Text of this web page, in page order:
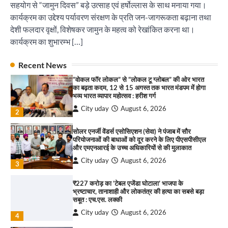
सहयोग से “जामुन दिवस” बड़े उत्साह एवं हर्षोल्लास के साथ मनाया गया।
कार्यक्रम का उद्देश्य पर्यावरण संरक्षण के प्रति जन-जागरूकता बढ़ाना तथा
देशी फलदार वृक्षों, विशेषकर जामुन के महत्व को रेखांकित करना था।
कार्यक्रम का शुभारम्भ […]
Recent News
4 City uday August 6, 2026
इंडियन नेशनल थियेटर द्वारा 9 अगस्त को होगा ‘वर्षा ऋतु
संगीत संध्या 2026’ का आयोजन
2
“वोकल फॉर लोकल” से “लोकल टू ग्लोबल” की ओर भारत
का बढ़ता कदम, 12 से 15 अगस्त तक भारत मंडपम में होगा
भव्य भारत व्यापार महोत्सव : हरीश गर्ग
City uday August 6, 2026
3
सोलर एनर्जी वेंडर्स एसोसिएशन (सेवा) ने पंजाब में सौर
परियोजनाओं की बाधाओं को दूर करने के लिए पीएसपीसीएल
और एमएनआरई के उच्च अधिकारियों से की मुलाकात
City uday August 6, 2026
4
₹227 करोड़ का ‘टेबल एजेंडा घोटाला’ भाजपा के
भ्रष्टाचार, तानाशाही और लोकतंत्र की हत्या का सबसे बड़ा
सबूत : एच.एस. लक्की
City uday August 6, 2026
2
पारस हेल्थ पंचकूला ने ‘तिरंगा यात्रा 2025’ का हरियाणा से
आयाम
City uday August 13, 2025
3
सरकारी आदर्श उच्च विद्यालय, सैक्टर 34-सी, चण्डीगढ़ में
कार्यक्रम आयोजित
City uday August 6, 2025
राहुल गाँधी ने खाई है वैश्विक मंच पर भारत को कमजोर करने
की कसम: देवशाली
City uday August 6, 2025